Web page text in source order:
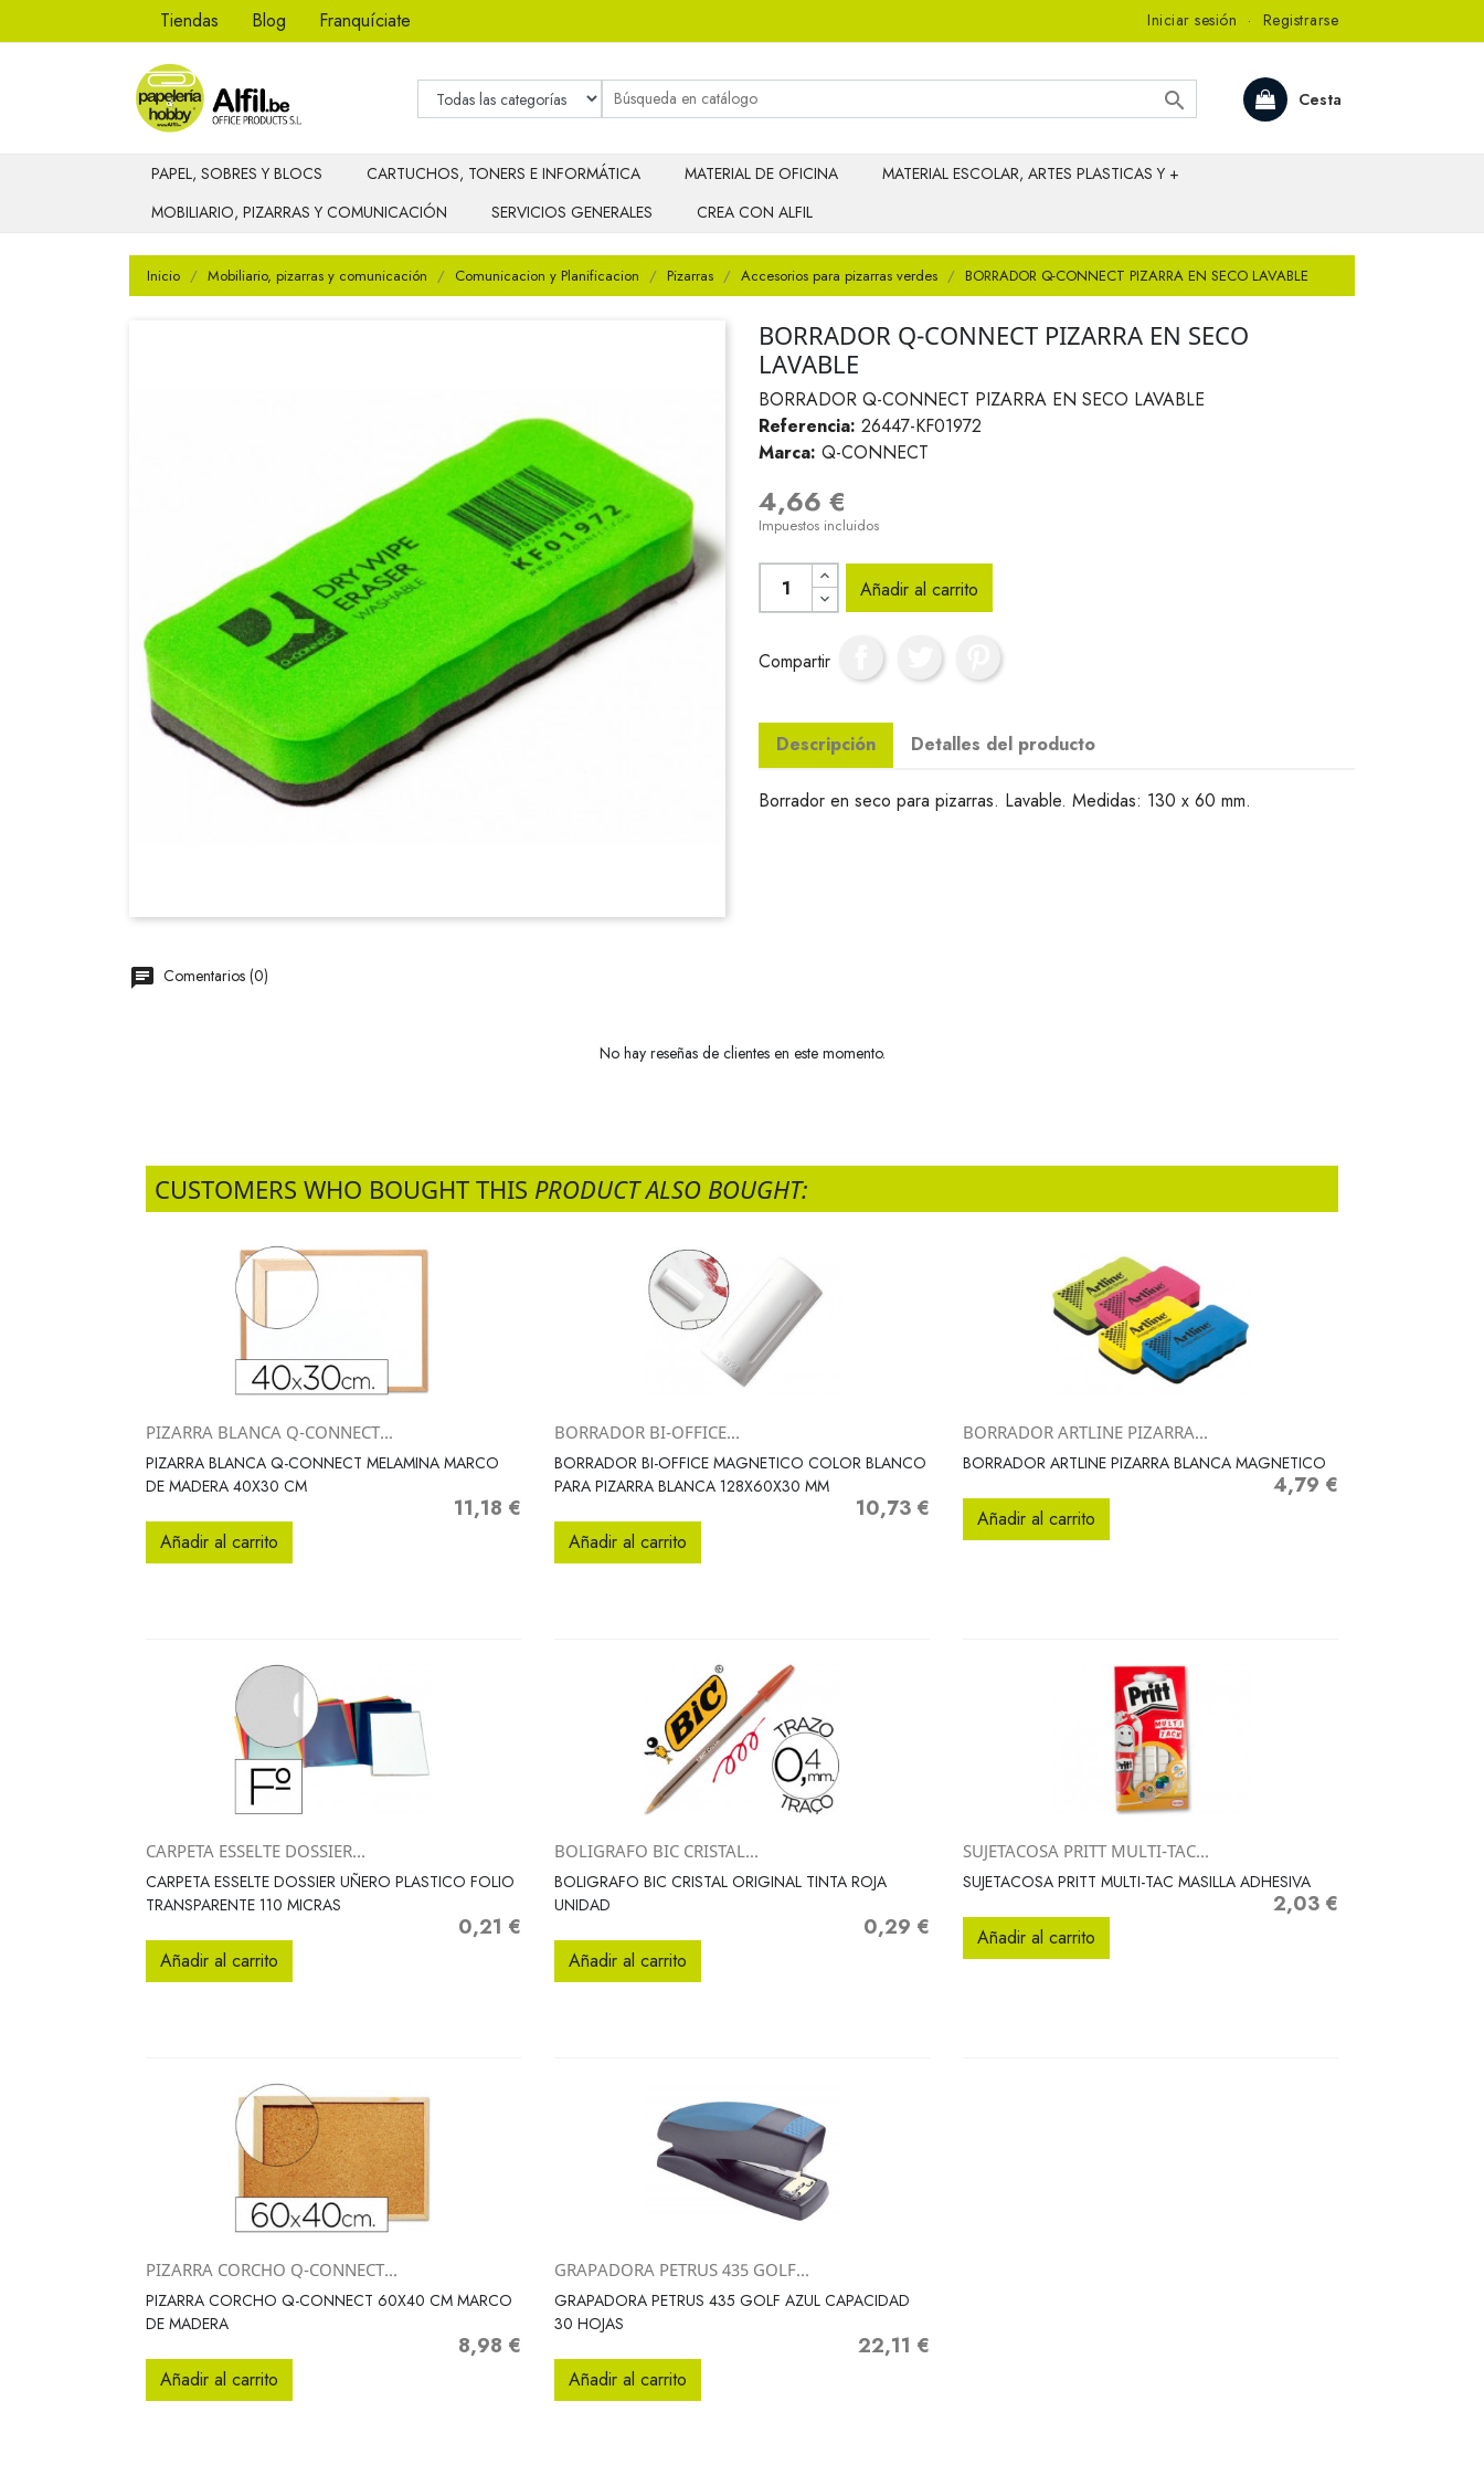
Tiendas Blog Franquíciate Iniciar sesión · Registrarse
Cesta

PAPEL, SOBRES Y BLOCS CARTUCHOS, TONERS E INFORMÁTICA MATERIAL DE OFICINA
MATERIAL ESCOLAR, ARTES PLASTICAS Y +
MOBILIARIO, PIZARRAS Y COMUNICACIÓN
SERVICIOS GENERALES CREA CON ALFIL
Inicio Mobiliario, pizarras y comunicación Comunicacion y Planificacion Pizarras Accesorios para pizarras verdes BORRADOR Q-CONNECT PIZARRA EN SECO LAVABLE
BORRADOR Q-CONNECT PIZARRA EN SECO
LAVABLE
BORRADOR Q-CONNECT PIZARRA EN SECO LAVABLE
Referencia: 26447-KF01972
Marca: Q-CONNECT
4,66 €
Impuestos incluidos
Añadir al carrito
Compartir
Descripción Detalles del producto
Borrador en seco para pizarras. Lavable. Medidas: 130 x 60 mm.
Comentarios (0)
No hay reseñas de clientes en este momento.
CUSTOMERS WHO BOUGHT THIS PRODUCT ALSO BOUGHT:
 Vista rápida
PIZARRA BLANCA Q-CONNECT...
PIZARRA BLANCA Q-CONNECT MELAMINA MARCO
DE MADERA 40X30 CM
Precio
11,18 €
Añadir al carrito
 Vista rápida
BORRADOR BI-OFFICE...
BORRADOR BI-OFFICE MAGNETICO COLOR BLANCO
PARA PIZARRA BLANCA 128X60X30 MM
Precio
10,73 €
Añadir al carrito
Vista rápida
BORRADOR ARTLINE PIZARRA...
BORRADOR ARTLINE PIZARRA BLANCA MAGNETICO
Precio
4,79 €
Añadir al carrito
Vista rápida
CARPETA ESSELTE DOSSIER...
CARPETA ESSELTE DOSSIER UÑERO PLASTICO FOLIO
TRANSPARENTE 110 MICRAS
Precio
0,21 €
Añadir al carrito
Vista rápida
BOLIGRAFO BIC CRISTAL...
BOLIGRAFO BIC CRISTAL ORIGINAL TINTA ROJA
UNIDAD
Precio
0,29 €
Añadir al carrito
 Vista rápida
SUJETACOSA PRITT MULTI-TAC...
SUJETACOSA PRITT MULTI-TAC MASILLA ADHESIVA
Precio
2,03 €
Añadir al carrito
 Vista rápida
PIZARRA CORCHO Q-CONNECT...
PIZARRA CORCHO Q-CONNECT 60X40 CM MARCO
DE MADERA
Precio
8,98 €
Añadir al carrito
 Vista rápida
GRAPADORA PETRUS 435 GOLF...
GRAPADORA PETRUS 435 GOLF AZUL CAPACIDAD
30 HOJAS
Precio
22,11 €
Añadir al carrito